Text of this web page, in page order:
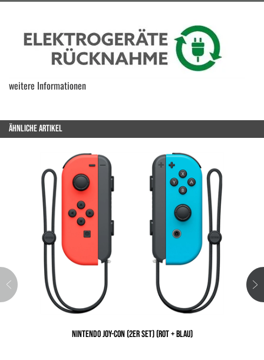
weitere Informationen
ÄHNLICHE ARTIKEL
NINTENDO JOY-CON (2ER SET) (ROT + BLAU)